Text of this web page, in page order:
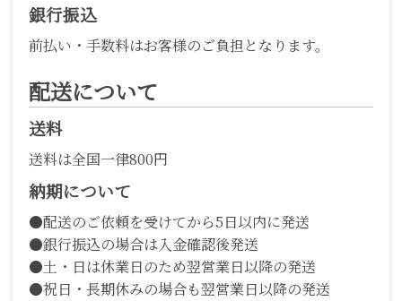
銀行振込
前払い・手数料はお客様のご負担となります。
配送について
送料
送料は全国一律800円
納期について
●配送のご依頼を受けてから5日以内に発送
●銀行振込の場合は入金確認後発送
●土・日は休業日のため翌営業日以降の発送
●祝日・長期休みの場合も翌営業日以降の発送